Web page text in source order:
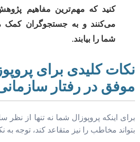
کنید که مهم‌ترین مفاهیم
می‌کنند و به جستجوگران کمک
شما را بیابند.
نکات کلیدی برای
موفق در رفتار
برای اینکه پروپوزال شما نه تنها از نظر
بتواند مخاطب را نیز متقاعد کند، توجه